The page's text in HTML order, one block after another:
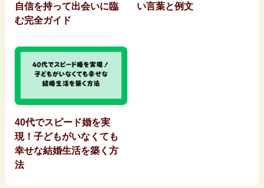
自信を持って出会いに臨
む完全ガイド
い言葉と例文
40代でスピード婚を実
現！子どもがいなくても
幸せな結婚生活を築く方
法